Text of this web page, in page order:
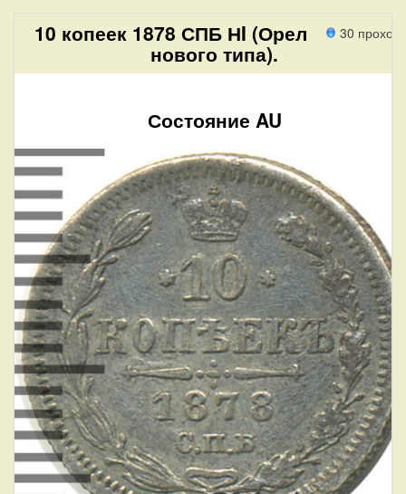
30
10 копеек 1878 СПБ НI (Орел
нового типа).
Состояние AU